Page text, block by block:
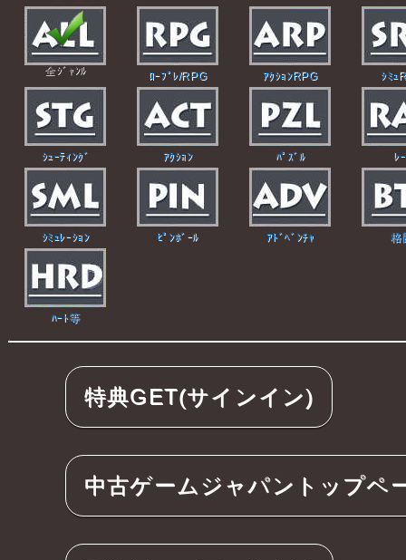
全ｼﾞｬﾝﾙ ﾛｰﾌﾟﾚ/RPG ｱｸｼｮﾝRPG ｼﾐｭ
ｼｭｰﾃｨﾝｸﾞ ｱｸｼｮﾝ ﾊﾟｽﾞﾙ ﾚ
ｼﾐｭﾚｰｼｮﾝ ﾋﾟﾝﾎﾞｰﾙ ｱﾄﾞﾍﾞﾝﾁｬ 格
ﾊｰﾄ等
特典GET(サインイン)
中古ゲームジャパントップペ